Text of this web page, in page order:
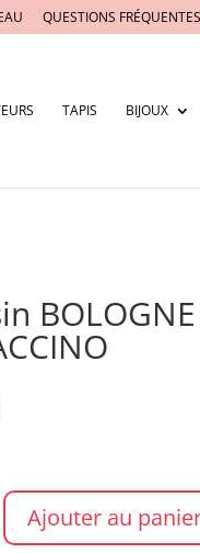
QUESTIONS FRÉQUENTES
TAPIS BIJOUX
Ajouter au